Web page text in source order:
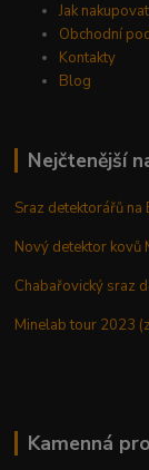
Jak nakupovat
Obchodní
Kontakty
Blog
Nejčtenější
Sraz detektorářů na
Nový detektor kovů
Chabařovický sraz
Minelab tour 2023
Kamenná